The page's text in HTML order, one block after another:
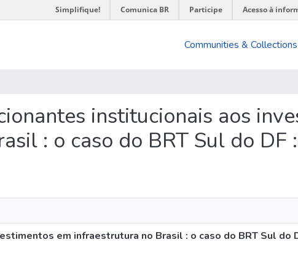
Simplifique! Comunica BR Participe Acesso à
Communities & Collections
institucionais aos
: o caso do BRT Sul do
em infraestrutura no Brasil : o caso do BRT Sul do